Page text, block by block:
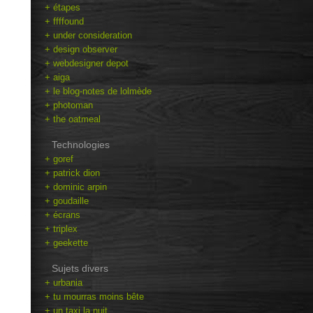
+ étapes
+ ffffound
+ under consideration
+ design observer
+ webdesigner depot
+ aiga
+ le blog-notes de lolmède
+ photoman
+ the oatmeal
Technologies
+ goref
+ patrick dion
+ dominic arpin
+ goudaille
+ écrans
+ triplex
+ geekette
Sujets divers
+ urbania
+ tu mourras moins bête
+ un taxi la nuit